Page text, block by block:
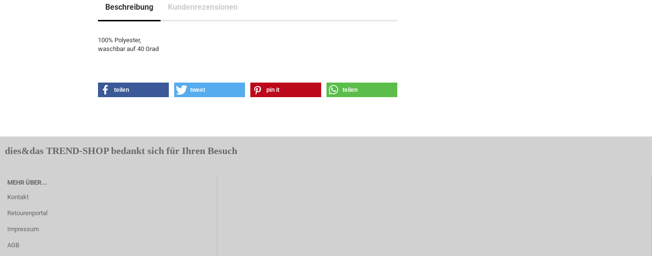
Beschreibung Kundenrezensionen
100% Polyester,
waschbar auf 40 Grad
teilen tweet pin it teilen
dies&das TREND-SHOP bedankt sich für Ihren Besuch
MEHR ÜBER...
Kontakt
Retourenportal
Impressum
AGB